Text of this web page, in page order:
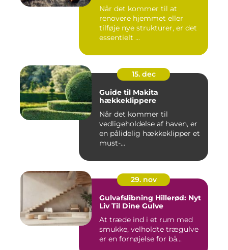
Når det kommer til at
renovere hjemmet eller
tilføje nye strukturer, er det
essentielt ...
15. dec
Guide til Makita
hækkeklippere
Når det kommer til
vedligeholdelse af haven, er
en pålidelig hækkeklipper et
must-...
29. nov
Gulvafslibning Hillerød: Nyt
Liv Til Dine Gulve
At træde ind i et rum med
smukke, velholdte trægulve
er en fornøjelse for bå...